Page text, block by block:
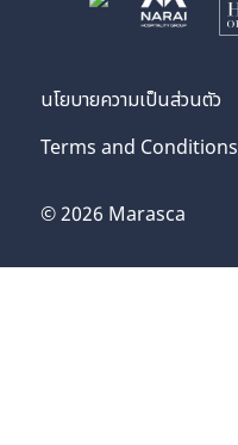
นโยบายความเป็นส่วนตัว
Terms and Conditions
© 2026 Marasca